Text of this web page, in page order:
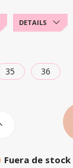
DETAILS
35 36
Fuera de stock